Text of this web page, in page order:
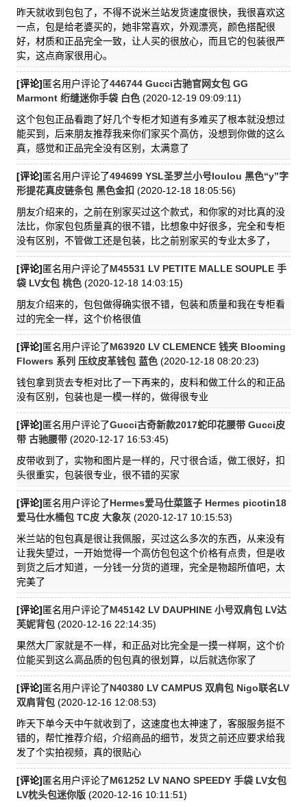
昨天就收到包包了，不得不说米兰站发货速度很快，我很喜欢这
一点，包是给老婆买的，她非常喜欢，外观漂亮，颜色搭配很
好，材质和正品完全一致，让人买的很放心，而且它的包装很严
实，这点商家很用心。
[评论]匿名用户评论了446744 Gucci古驰官网女包 GG
Marmont 绗缝迷你手袋 白色 (2020-12-19 09:09:11)
这个包包正品看跑了好几个专柜才知道有多难买了根本就没想过
能买到，后来朋友推荐我来你们家买个高仿，没想到你做的这么
真，感觉和正品完全没有区别，太满意了
[评论]匿名用户评论了494699 YSL圣罗兰小号loulou 黑色“y”字
形提花真皮链条包 黑色金扣 (2020-12-18 18:05:56)
朋友介绍来的，之前在别家买过这个款式，和你家的对比真的没
法比，你家包包质量真的很不错，比想象中好很多，完全和专柜
没有区别，不管做工还是包装，比之前别家买的专业太多了，
[评论]匿名用户评论了M45531 LV PETITE MALLE SOUPLE 手
袋 LV女包 桃色 (2020-12-18 14:03:15)
朋友介绍来的，包包做得确实很不错，包装和质量和我在专柜看
过的完全一样，这个价格很值
[评论]匿名用户评论了M63920 LV CLEMENCE 钱夹 Blooming
Flowers 系列 压纹皮革钱包 蓝色 (2020-12-18 08:20:23)
钱包拿到货去专柜对比了一下再来的，皮料和做工什么的和正品
没有区别，包装也是一模一样的，做得很专业
[评论]匿名用户评论了Gucci古奇新款2017蛇印花腰带 Gucci皮
带 古驰腰带 (2020-12-17 16:53:45)
皮带收到了，实物和图片是一样的，尺寸很合适，做工很好，扣
头很重实，包装很专业，很不错的买家
[评论]匿名用户评论了Hermes爱马仕菜篮子 Hermes picotin18
爱马仕水桶包 TC皮 大象灰 (2020-12-17 10:15:53)
米兰站的包包真是很让我佩服，买过这么多次的东西，从来没有
让我失望过，一开始觉得一个高仿包包这个价格有点贵，但是收
到货之后才知道，一分钱一分货的道理，完全是物超所值吧，太
完美了
[评论]匿名用户评论了M45142 LV DAUPHINE 小号双肩包 LV达
芙妮背包 (2020-12-16 22:14:35)
果然大厂家就是不一样，和正品对比完全是一摸一样啊，这个价
位能买到这么高品质的包包真的很划算，以后就选你家了
[评论]匿名用户评论了N40380 LV CAMPUS 双肩包 Nigo联名LV
双肩背包 (2020-12-16 12:08:53)
昨天下单今天中午就收到了，这速度也太神速了，客服服务挺不
错的，帮忙推荐介绍，介绍商品的细节，发货之前还应要求给我
发了个实拍视频，真的很贴心
[评论]匿名用户评论了M61252 LV NANO SPEEDY 手袋 LV女包
LV枕头包迷你版 (2020-12-16 10:11:51)